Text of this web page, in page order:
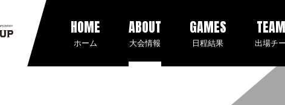
HOME
ホーム
ABOUT
大会情報
GAMES
日程結果 出場チ